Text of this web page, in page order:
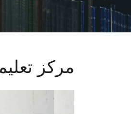
مركز تعليم